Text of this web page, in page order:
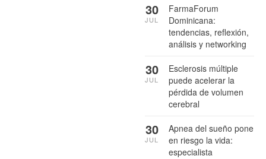
FarmaForum
Dominicana:
tendencias, reflexión,
análisis y networking
30
JUL
Esclerosis múltiple
puede acelerar la
pérdida de volumen
cerebral
30
JUL
Apnea del sueño pone
en riesgo la vida:
especialista
30
JUL